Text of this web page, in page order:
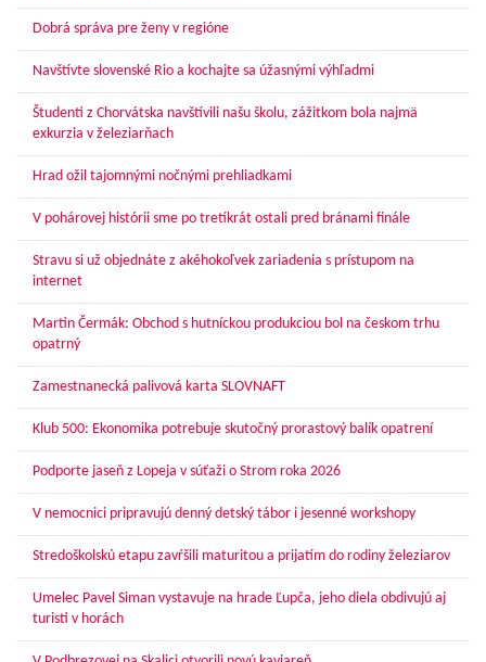
Dobrá správa pre ženy v regióne
Navštívte slovenské Rio a kochajte sa úžasnými výhľadmi
Študenti z Chorvátska navštívili našu školu, zážitkom bola najmä
exkurzia v železiarňach
Hrad ožil tajomnými nočnými prehliadkami
V pohárovej histórii sme po tretíkrát ostali pred bránami finále
Stravu si už objednáte z akéhokoľvek zariadenia s prístupom na
internet
Martin Čermák: Obchod s hutníckou produkciou bol na českom trhu
opatrný
Zamestnanecká palivová karta SLOVNAFT
Klub 500: Ekonomika potrebuje skutočný prorastový balík opatrení
Podporte jaseň z Lopeja v súťaži o Strom roka 2026
V nemocnici pripravujú denný detský tábor i jesenné workshopy
Stredoškolskú etapu zavŕšili maturitou a prijatím do rodiny železiarov
Umelec Pavel Siman vystavuje na hrade Ľupča, jeho diela obdivujú aj
turisti v horách